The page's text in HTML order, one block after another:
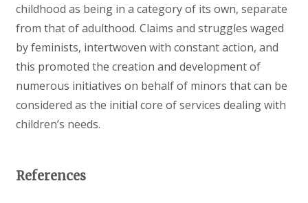
childhood as being in a category of its own, separate
from that of adulthood. Claims and struggles waged
by feminists, intertwoven with constant action, and
this promoted the creation and development of
numerous initiatives on behalf of minors that can be
considered as the initial core of services dealing with
children’s needs.
References